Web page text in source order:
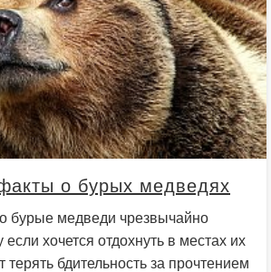
о бурых медведях
бурые медведи чрезвычайно
хочется отдохнуть в местах их
терять бдительность за прочтением